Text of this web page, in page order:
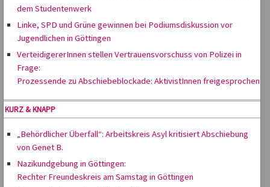
dem Studentenwerk
Linke, SPD und Grüne gewinnen bei Podiumsdiskussion vor
Jugendlichen in Göttingen
VerteidigererInnen stellen Vertrauensvorschuss von Polizei in
Frage:
Prozessende zu Abschiebeblockade: AktivistInnen freigesprochen
KURZ & KNAPP
„Behördlicher Überfall“: Arbeitskreis Asyl kritisiert Abschiebung
von Genet B.
Nazikundgebung in Göttingen:
Rechter Freundeskreis am Samstag in Göttingen